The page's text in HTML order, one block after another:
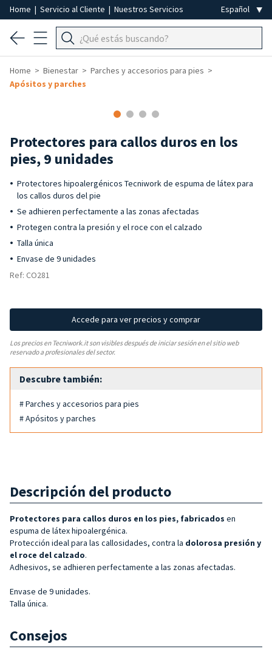
Home | Servicio al Cliente | Nuestros Servicios
Home Bienestar
Parches y accesorios para pies
Apósitos y parches
Protectores para callos duros en los
pies, 9 unidades
Protectores hipoalergénicos Tecniwork de espuma de látex para
los callos duros del pie
Se adhieren perfectamente a las zonas afectadas
Protegen contra la presión y el roce con el calzado
Talla única
Envase de 9 unidades
Ref: CO281
Accede para ver precios y comprar
Los precios en Tecniwork.it son visibles después de iniciar sesión en el sitio web
reservado a profesionales del sector.
Descubre también:
# Parches y accesorios para pies
# Apósitos y parches
Descripción del producto
Protectores para callos duros en los pies, fabricados en
espuma de látex hipoalergénica.
Protección ideal para las callosidades, contra la dolorosa presión y
el roce del calzado.
Adhesivos, se adhieren perfectamente a las zonas afectadas.
Envase de 9 unidades.
Talla única.
Consejos